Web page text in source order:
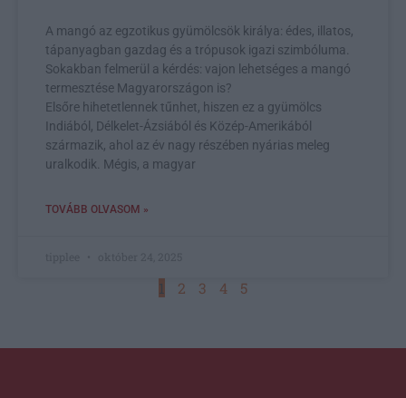
A mangó az egzotikus gyümölcsök királya: édes, illatos,
tápanyagban gazdag és a trópusok igazi szimbóluma.
Sokakban felmerül a kérdés: vajon lehetséges a mangó
termesztése Magyarországon is?
Elsőre hihetetlennek tűnhet, hiszen ez a gyümölcs
Indiából, Délkelet-Ázsiából és Közép-Amerikából
származik, ahol az év nagy részében nyárias meleg
uralkodik. Mégis, a magyar
TOVÁBB OLVASOM »
1 2 3 4 5